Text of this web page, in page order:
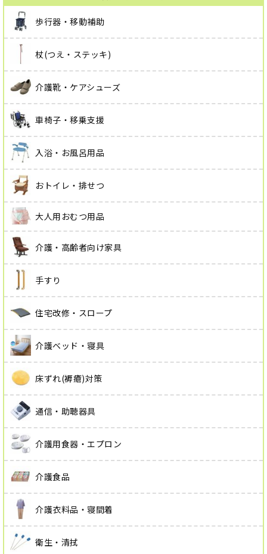
歩行器・移動補助
杖(つえ・ステッキ)
介護靴・ケアシューズ
車椅子・移乗支援
入浴・お風呂用品
おトイレ・排せつ
大人用おむつ用品
介護・高齢者向け家具
手すり
住宅改修・スロープ
介護ベッド・寝具
床ずれ(褥瘡)対策
通信・助聴器具
介護用食器・エプロン
介護食品
介護衣料品・寝間着
衛生・清拭